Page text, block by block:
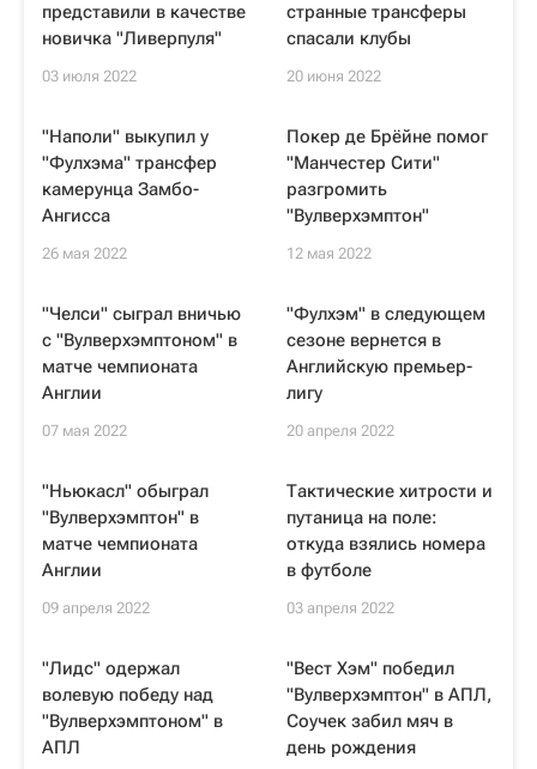
представили в качестве
новичка "Ливерпуля"
03 июля 2022
странные трансферы
спасали клубы
20 июня 2022
"Наполи" выкупил у
"Фулхэма" трансфер
камерунца Замбо-
Ангисса
26 мая 2022
Покер де Брёйне помог
"Манчестер Сити"
разгромить
"Вулверхэмптон"
12 мая 2022
"Челси" сыграл вничью
с "Вулверхэмптоном" в
матче чемпионата
Англии
07 мая 2022
"Фулхэм" в следующем
сезоне вернется в
Английскую премьер-
лигу
20 апреля 2022
"Ньюкасл" обыграл
"Вулверхэмптон" в
матче чемпионата
Англии
09 апреля 2022
Тактические хитрости и
путаница на поле:
откуда взялись номера
в футболе
03 апреля 2022
"Лидс" одержал
волевую победу над
"Вулверхэмптоном" в
АПЛ
"Вест Хэм" победил
"Вулверхэмптон" в АПЛ,
Соучек забил мяч в
день рождения